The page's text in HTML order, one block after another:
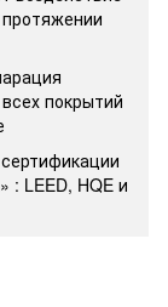
покрытий
: LEED, HQE и